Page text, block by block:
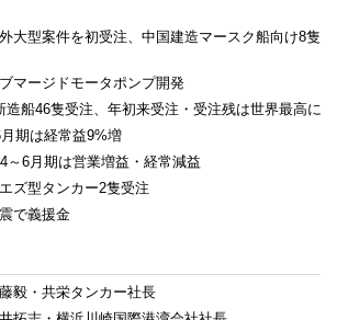
大型案件を初受注、中国建造マースク船向け8隻
マージドモータポンプ開発
造船46隻受注、年初来受注・受注残は世界最高に
期は経常益9%増
～6月期は営業増益・経常減益
ズ型タンカー2隻受注
で義援金
毅・共栄タンカー社長